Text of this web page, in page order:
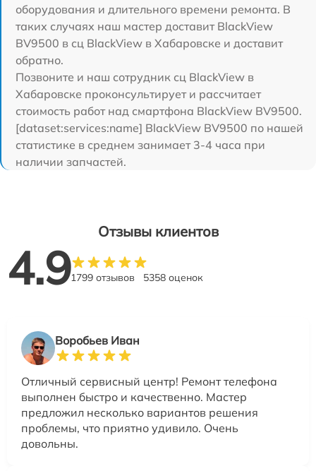
оборудования и длительного времени ремонта. В
таких случаях наш мастер доставит BlackView
BV9500 в сц BlackView в Хабаровске и доставит
обратно.
Позвоните и наш сотрудник сц BlackView в
Хабаровске проконсультирует и рассчитает
стоимость работ над смартфона BlackView BV9500.
[dataset:services:name] BlackView BV9500 по нашей
статистике в среднем занимает 3-4 часа при
наличии запчастей.
Отзывы клиентов
4.91799 отзывов 5358 оценок
Воробьев Иван
Отличный сервисный центр! Ремонт телефона
выполнен быстро и качественно. Мастер
предложил несколько вариантов решения
проблемы, что приятно удивило. Очень
довольны.